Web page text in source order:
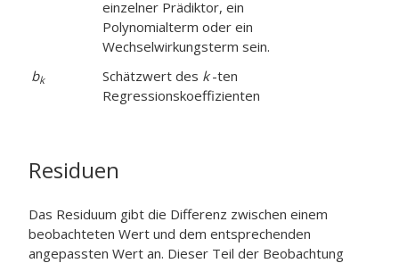
einzelner Prädiktor, ein
Polynomialterm oder ein
Wechselwirkungsterm sein.
bk Schätzwert des k -ten
Regressionskoeffizienten
Residuen
Das Residuum gibt die Differenz zwischen einem
beobachteten Wert und dem entsprechenden
angepassten Wert an. Dieser Teil der Beobachtung